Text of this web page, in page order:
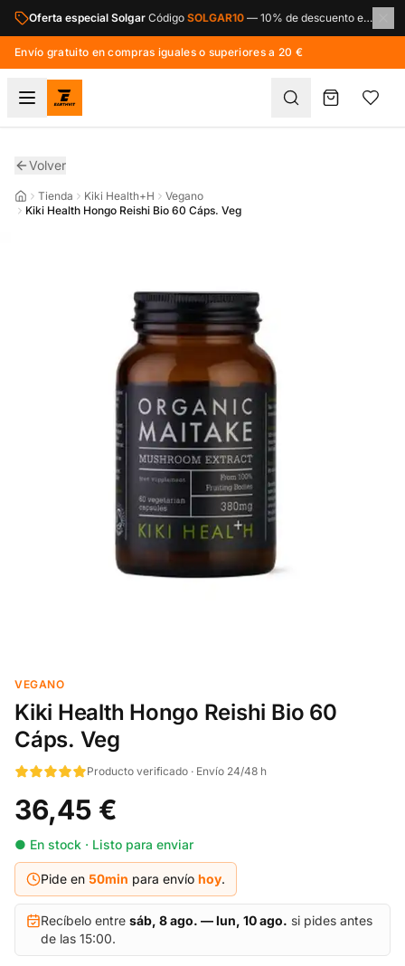
Saltar al contenido principal
Oferta especial Solgar Código SOLGAR10 — 10% de descuento en toda la marca Solgar.
Envío gratuito en compras iguales o superiores a 20 €
Volver
Tienda Kiki Health+H
Vegano
Kiki Health Hongo Reishi Bio 60 Cáps. Veg
VEGANO
Kiki Health Hongo Reishi Bio 60
Cáps. Veg
Producto verificado · Envío 24/48 h
36,45 €
● En stock · Listo para enviar
Pide en 50min para envío hoy.
Recíbelo entre sáb, 8 ago. — lun, 10 ago. si pides antes
de las 15:00.